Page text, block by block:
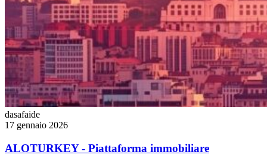
dasafaide
17 gennaio 2026
ALOTURKEY - Piattaforma immobiliare